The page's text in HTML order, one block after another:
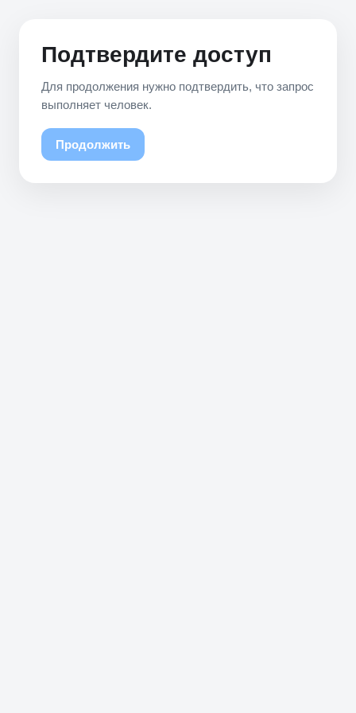
Подтвердите доступ
Для продолжения нужно подтвердить, что запрос
выполняет человек.
Продолжить